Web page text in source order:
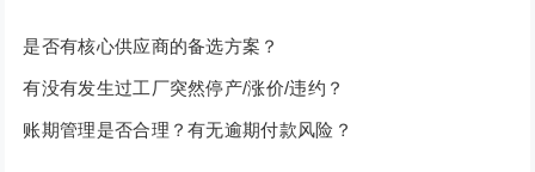
是否有核心供应商的备选方案？
有没有发生过工厂突然停产/涨价/违约？
账期管理是否合理？有无逾期付款风险？